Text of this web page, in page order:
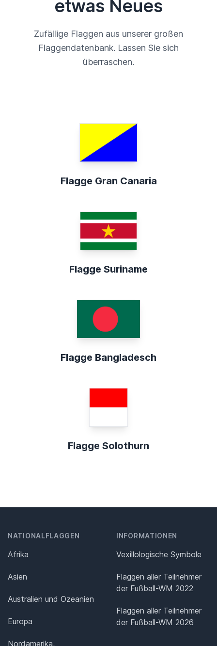
etwas Neues
Zufällige Flaggen aus unserer großen
Flaggendatenbank. Lassen Sie sich
überraschen.
Flagge Gran Canaria
Flagge Suriname
Flagge Bangladesch
Flagge Solothurn
NATIONALFLAGGEN
Afrika
Asien
Australien und Ozeanien
Europa
Nordamerika,
INFORMATIONEN
Vexillologische Symbole
Flaggen aller Teilnehmer
der Fußball-WM 2022
Flaggen aller Teilnehmer
der Fußball-WM 2026